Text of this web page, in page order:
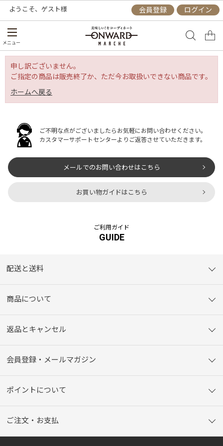
ようこそ、 ゲスト様 会員登録 ログイン
メニュー
申し訳ございません。
ご指定の商品は販売終了か、ただ今お取扱いできない商品です。
ホームへ戻る
ご不明な点がございましたらお気軽にお問い合わせください。
カスタマーサポートセンターよりご返答させていただきます。
メールでのお問い合わせはこちら
お買い物ガイドはこちら
ご利用ガイド
GUIDE
配送と送料
商品について
返品とキャンセル
会員登録・メールマガジン
ポイントについて
ご注文・お支払